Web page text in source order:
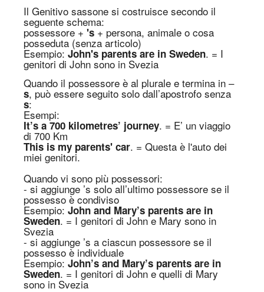
Il Genitivo sassone si costruisce secondo il
seguente schema:
possessore + 's + persona, animale o cosa
posseduta (senza articolo)
Esempio: John's parents are in Sweden. = I
genitori di John sono in Svezia
Quando il possessore è al plurale e termina in –
s, può essere seguito solo dall’apostrofo senza
s:
Esempi:
It’s a 700 kilometres’ journey. = E’ un viaggio
di 700 Km
This is my parents' car. = Questa è l'auto dei
miei genitori.
Quando vi sono più possessori:
- si aggiunge ’s solo all’ultimo possessore se il
possesso è condiviso
Esempio: John and Mary’s parents are in
Sweden. = I genitori di John e Mary sono in
Svezia
- si aggiunge ’s a ciascun possessore se il
possesso è individuale
Esempio: John’s and Mary’s parents are in
Sweden. = I genitori di John e quelli di Mary
sono in Svezia